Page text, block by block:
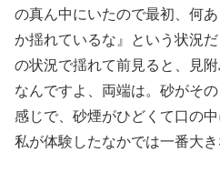
の真ん中にいたので最初、何
か揺れているな』という状況
の状況で揺れて前見ると、見
なんですよ、両端は。砂がそ
感じで、砂煙がひどくて口の
私が体験したなかでは一番大き